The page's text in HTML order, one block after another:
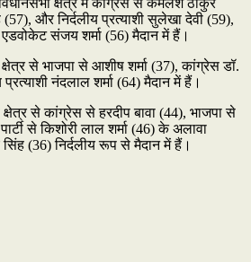
(57), और निर्दलीय प्रत्याशी सुलेखा देवी (59),
संजय शर्मा (56) मैदान में हैं।
क्षेत्र से भाजपा से आशीष शर्मा (37), कांग्रेस डॉ.
प्रत्याशी नंदलाल शर्मा (64) मैदान में हैं।
क्षेत्र से कांग्रेस से हरदीप बावा (44), भाजपा से
से किशोरी लाल शर्मा (46) के अलावा
(36) निर्दलीय रूप से मैदान में हैं।